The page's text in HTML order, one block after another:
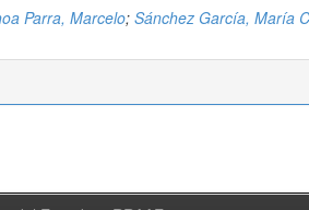
Parra, Marcelo; Sánchez García, María